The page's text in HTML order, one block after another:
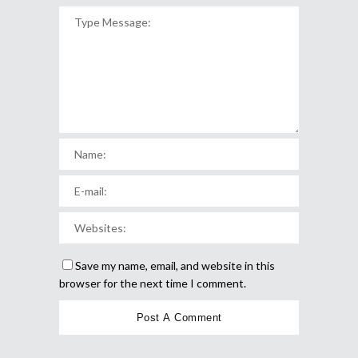
Save my name, email, and website in this
browser for the next time I comment.